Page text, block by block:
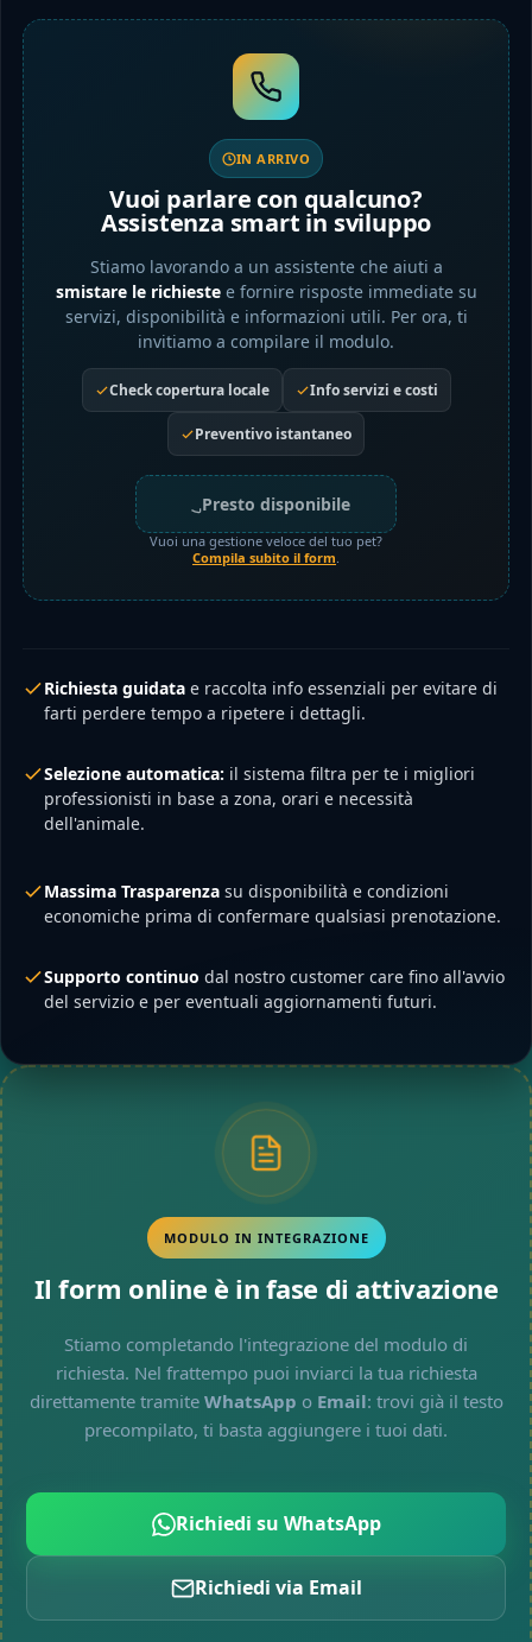
IN ARRIVO
Vuoi parlare con qualcuno?
Assistenza smart in sviluppo
Stiamo lavorando a un assistente che aiuti a
smistare le richiestee fornire risposte immediate su
servizi, disponibilità e informazioni utili. Per ora, ti
invitiamo a compilare il modulo.
Check copertura locale Info servizi e costi
Preventivo istantaneo
Presto disponibile
Vuoi una gestione veloce del tuo pet?
Compila subito il form.
Richiesta guidata e raccolta info essenziali per evitare di
farti perdere tempo a ripetere i dettagli.
Selezione automatica: il sistema filtra per te i migliori
professionisti in base a zona, orari e necessità
dell'animale.
Massima Trasparenza su disponibilità e condizioni
economiche prima di confermare qualsiasi prenotazione.
Supporto continuo dal nostro customer care fino all'avvio
del servizio e per eventuali aggiornamenti futuri.
MODULO IN INTEGRAZIONE
Il form online è in fase di attivazione
Stiamo completando l'integrazione del modulo di
richiesta. Nel frattempo puoi inviarci la tua richiesta
direttamente tramite WhatsApp o Email: trovi già il testo
precompilato, ti basta aggiungere i tuoi dati.
Richiedi su WhatsApp
Richiedi via Email